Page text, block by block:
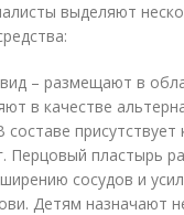
выделяют
– размещают в
в качестве
составе присутствует
Перцовый пластырь
сосудов и
Детям назначают